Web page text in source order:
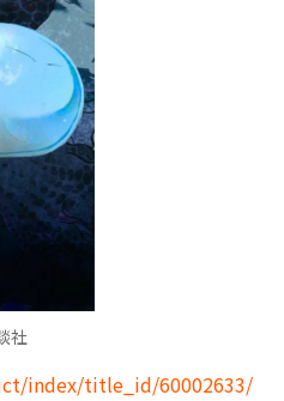
社
index/title_id/60002633/